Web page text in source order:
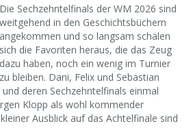
Die Sechzehntelfinals der WM 2026 sind
weitgehend in den Geschichtsbüchern
angekommen und so langsam schälen
sich die Favoriten heraus, die das Zeug
dazu haben, noch ein wenig im Turnier
zu bleiben. Dani, Felix und Sebastian
deren Sechzehntelfinals einmal
Klopp als wohl kommender
Ausblick auf das Achtelfinale sind